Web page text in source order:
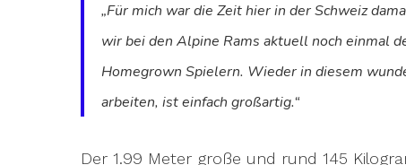
„Für mich war die Zeit hier in der Schweiz
wir bei den Alpine Rams aktuell noch einmal
Homegrown Spielern. Wieder in diesem
arbeiten, ist einfach großartig.“
Der 1.99 Meter große und rund 145